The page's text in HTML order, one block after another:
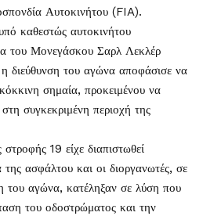
Αυτοκινήτου (FIA).
καθεστώς αυτοκινήτου
του Μονεγάσκου Σαρλ Λεκλέρ
διεύθυνση του αγώνα αποφάσισε να
σημαία, προκειμένου να
συγκεκριμένη περιοχή της
19 είχε διαπιστωθεί
ασφάλτου και οι διοργανωτές, σε
του αγώνα, κατέληξαν σε λύση που
του οδοστρώματος και την